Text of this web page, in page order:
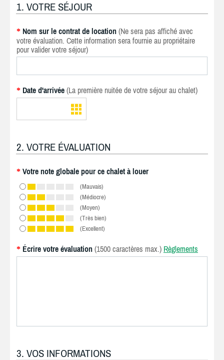
1. VOTRE SÉJOUR
* Nom sur le contrat de location (Ne sera pas affiché avec
votre évaluation. Cette information sera fournie au propriétaire
pour valider votre séjour)
* Date d'arrivée (La première nuitée de votre séjour au chalet)
2. VOTRE ÉVALUATION
* Votre note globale pour ce chalet à louer
(Mauvais)
(Médiocre)
(Moyen)
(Très bien)
(Excellent)
* Écrire votre évaluation (1500 caractères max.) Règlements
3. VOS INFORMATIONS